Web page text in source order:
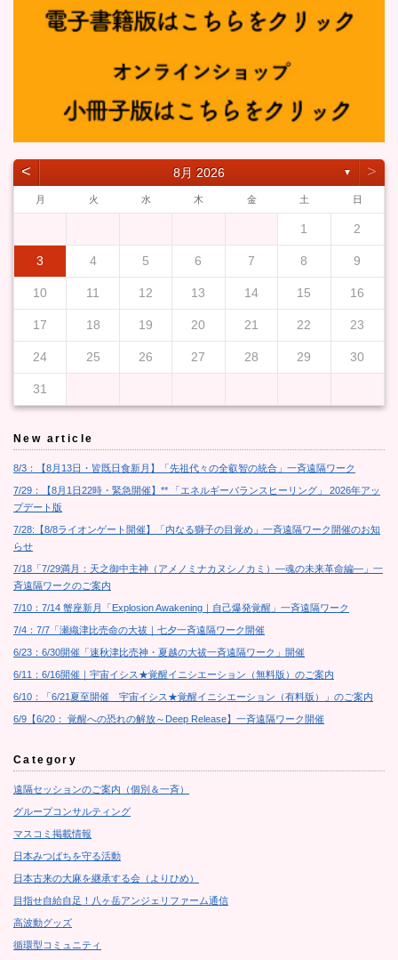
˂ 8月 2026 ▼ ˃
月 火 水 木 金 土 日
1 2
3 4 5 6 7 8 9
10 11 12 13 14 15 16
17 18 19 20 21 22 23
24 25 26 27 28 29 30
31
New article
8/3：【8月13日・皆既日食新月】「先祖代々の全叡智の統合」一斉遠隔ワーク
7/29：【8月1日22時・緊急開催】** 「エネルギーバランスヒーリング」 2026年アッ
プデート版
7/28:【8/8ライオンゲート開催】「内なる獅子の目覚め」一斉遠隔ワーク開催のお知
らせ
7/18「7/29満月：天之御中主神（アメノミナカヌシノカミ）―魂の未来革命編―」一
斉遠隔ワークのご案内
7/10：7/14 蟹座新月「Explosion Awakening｜自己爆発覚醒」一斉遠隔ワーク
7/4：7/7「瀬織津比売命の大祓｜七夕一斉遠隔ワーク開催
6/23：6/30開催「速秋津比売神・夏越の大祓一斉遠隔ワーク」開催
6/11：6/16開催｜宇宙イシス★覚醒イニシエーション（無料版）のご案内
6/10：「6/21夏至開催 宇宙イシス★覚醒イニシエーション（有料版）」のご案内
6/9【6/20： 覚醒への恐れの解放～Deep Release】一斉遠隔ワーク開催
Category
遠隔セッションのご案内（個別＆一斉）
グループコンサルティング
マスコミ掲載情報
日本みつばちを守る活動
日本古来の大麻を継承する会（よりひめ）
目指せ自給自足！八ヶ岳アンジェリファーム通信
高波動グッズ
循環型コミュニティ